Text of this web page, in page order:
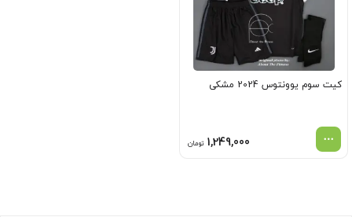
کیت سوم یوونتوس 2024 مشکی
1,249,000 تومان